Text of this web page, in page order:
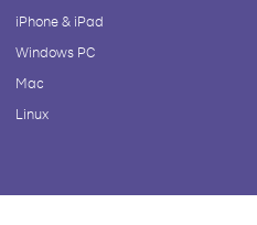
iPhone & iPad
Windows PC
Mac
Linux